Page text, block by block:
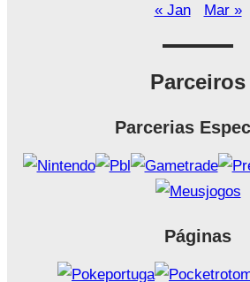
« Jan
Mar »
Parceiros
Parcerias
Páginas